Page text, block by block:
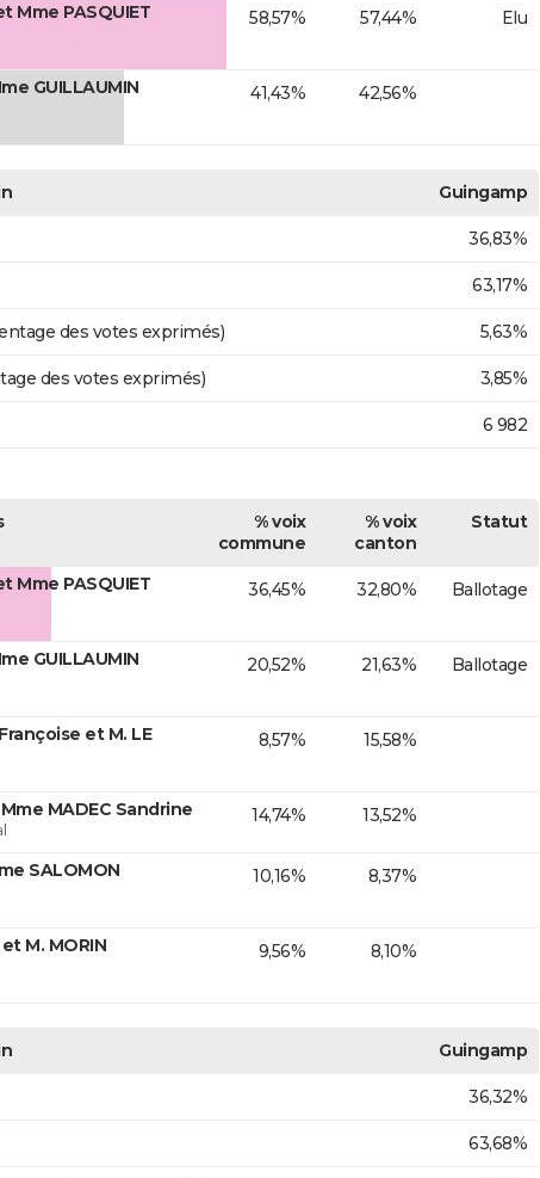
Mme PASQUIET
58,57% 57,44% Elu
GUILLAUMIN
41,43% 42,56%
Guingamp
36,83%
63,17%
des votes exprimés) 5,63%
des votes exprimés) 3,85%
6 982
% voix
commune
% voix
canton
Statut
Mme PASQUIET
36,45% 32,80% Ballotage
GUILLAUMIN
20,52% 21,63% Ballotage
et M. LE
8,57% 15,58%
MADEC Sandrine 14,74% 13,52%
SALOMON
10,16% 8,37%
M. MORIN
9,56% 8,10%
Guingamp
36,32%
63,68%